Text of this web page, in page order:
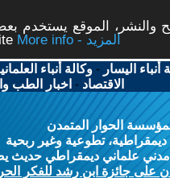
الموقع يستخدم
More info - المزيد
أنباء اليسار -وكالة أنباء
الاقتصاد - اخبار الطب
الحوار المتمدن
ديمقراطية، تطوعية وغير ربحية
علماني ديمقراطي حديث
على جائزة ابن رشد للفكر